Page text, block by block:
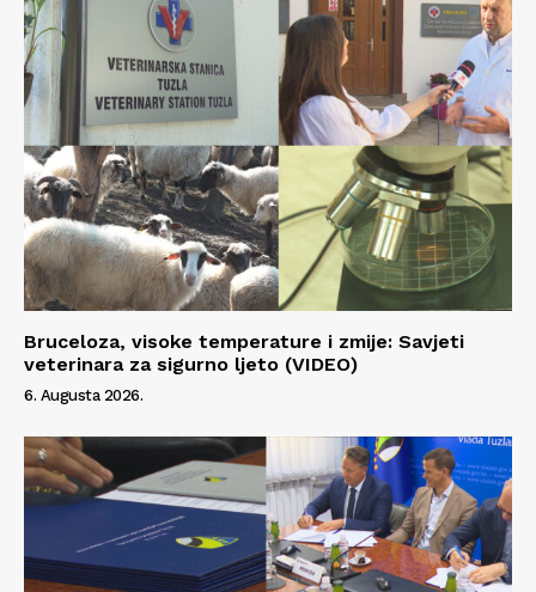
Bruceloza, visoke temperature i zmije: Savjeti
veterinara za sigurno ljeto (VIDEO)
6. Augusta 2026.